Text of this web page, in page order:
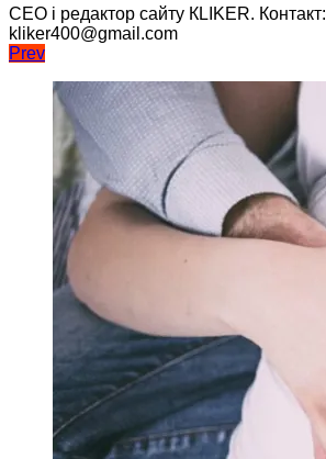
CEO і редактор сайту КLIKER. Контакт:
kliker400@gmail.com
Навігація
записів
Prev